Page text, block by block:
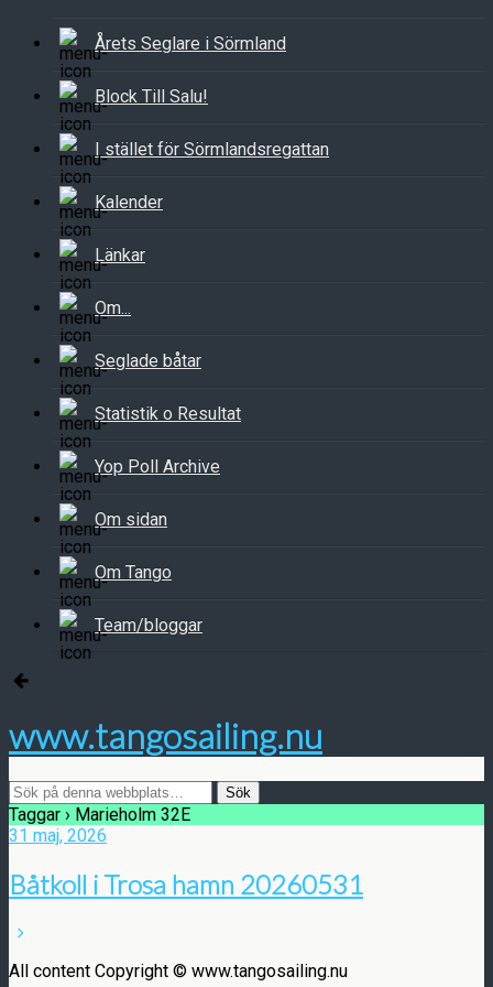
Årets Seglare i Sörmland
Block Till Salu!
I stället för Sörmlandsregattan
Kalender
Länkar
Om...
Seglade båtar
Statistik o Resultat
Yop Poll Archive
Om sidan
Om Tango
Team/bloggar
www.tangosailing.nu
Taggar › Marieholm 32E
31 maj, 2026
Båtkoll i Trosa hamn 20260531
All content Copyright © www.tangosailing.nu